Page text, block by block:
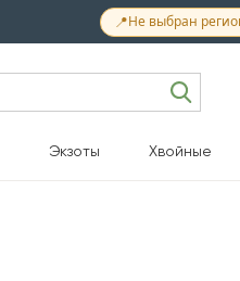
📍Не выбран
Экзоты Хвойные